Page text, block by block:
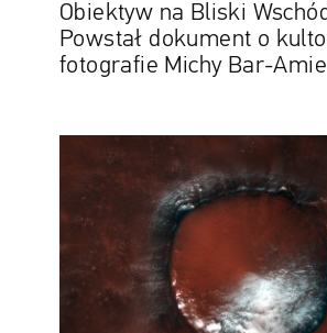
Obiektyw na Bliski
Powstał dokument o
fotografie Michy Bar-Amie
wygląda
ciasto
red
velvet.